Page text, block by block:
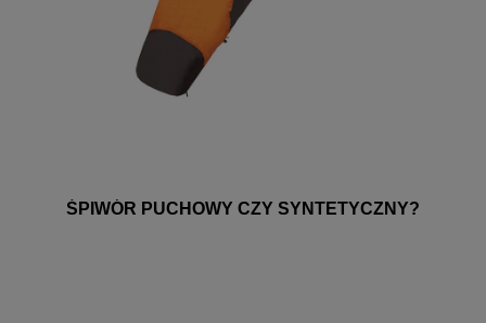
ŚPIWÓR PUCHOWY CZY SYNTETYCZNY?